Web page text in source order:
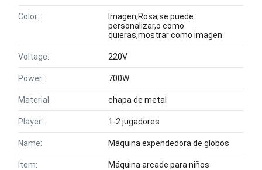
Color:
Imagen,Rosa,se puede
personalizar,o como
quieras,mostrar como imagen
Voltage: 220V
Power: 700W
Material: chapa de metal
Player: 1-2 jugadores
Name: Máquina expendedora de globos
Item: Máquina arcade para niños